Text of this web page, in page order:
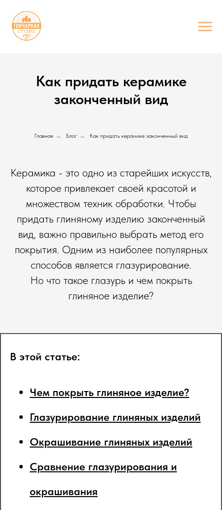
Как придать керамике
законченный вид
Главная → Блог → Как придать керамике законченный вид
Керамика - это одно из старейших искусств,
которое привлекает своей красотой и
множеством техник обработки. Чтобы
придать глиняному изделию законченный
вид, важно правильно выбрать метод его
покрытия. Одним из наиболее популярных
способов является глазурирование.
Но что такое глазурь и чем покрыть
глиняное изделие?
В этой статье:
Чем покрыть глиняное изделие?
Глазурирование глиняных изделий
Окрашивание глиняных изделий
Сравнение глазурирования и
окрашивания